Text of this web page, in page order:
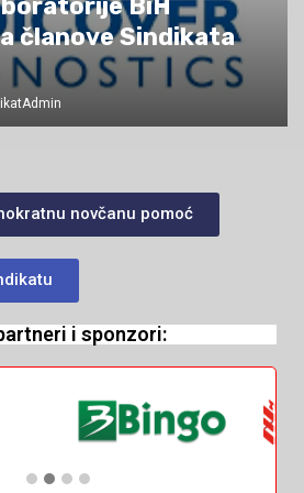
šala??
BiH
članove Sindikata
novčanu pomoć
i sponzori: